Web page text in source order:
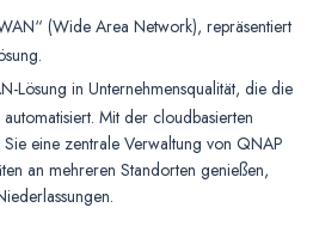
(Wide Area Network), repräsentiert
Lösung in Unternehmensqualität, die die
Mit der cloudbasierten
eine zentrale Verwaltung von QNAP
an mehreren Standorten genießen,